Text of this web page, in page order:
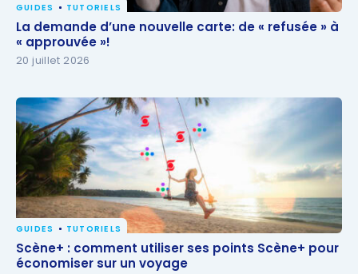
La demande d’une nouvelle carte: de « refusée » à
« approuvée »!
GUIDES TUTORIELS
La demande d’une nouvelle carte: de « refusée » à
« approuvée »!
20 juillet 2026
Scène+ : comment utiliser ses points Scène+ pour
économiser sur un voyage
GUIDES TUTORIELS
Scène+ : comment utiliser ses points Scène+ pour
économiser sur un voyage